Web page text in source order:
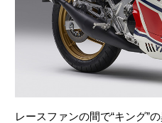
レースファンの間で“キング”